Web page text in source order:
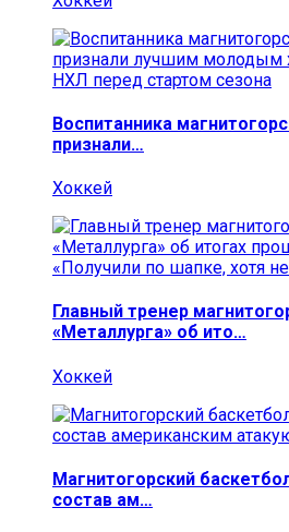
Воспитанника
признали…
Хоккей
Главный тренер
«Металлурга» об ито…
Хоккей
Магнитогорский
состав ам…